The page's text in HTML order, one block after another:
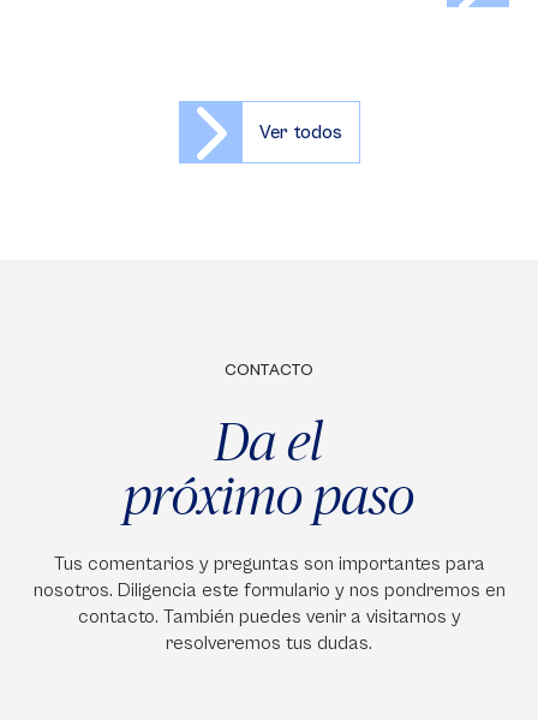
Ver todos
CONTACTO
Da el
próximo paso
Tus comentarios y preguntas son importantes para
nosotros. Diligencia este formulario y nos pondremos en
contacto. También puedes venir a visitarnos y
resolveremos tus dudas.